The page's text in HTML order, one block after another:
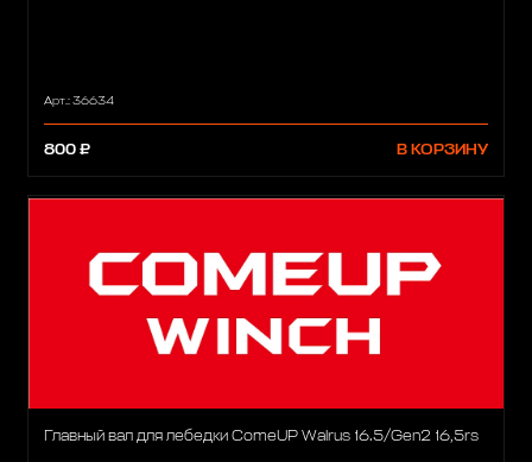
Арт.: 36634
800 ₽ В КОРЗИНУ
Главный вал для лебедки ComeUP Walrus 16.5/Gen2 16,5rs